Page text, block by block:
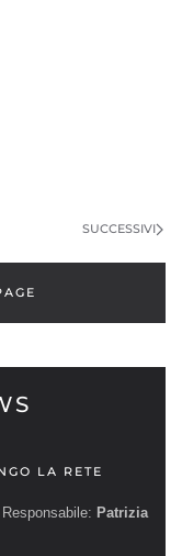
SUCCESSIVI
LA RETE
Patrizia